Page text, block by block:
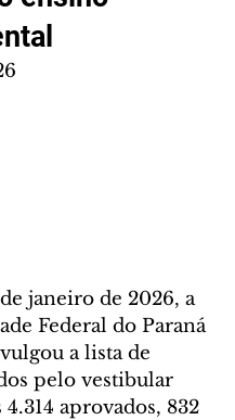
janeiro de 2026, a
Federal do Paraná
a lista de
pelo vestibular
aprovados, 832